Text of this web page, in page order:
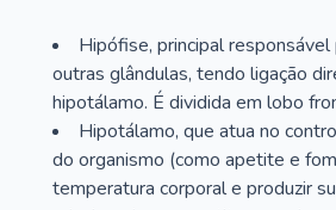
Hipófise, principal
outras glândulas, tendo ligação
hipotálamo. É dividida em lobo
Hipotálamo, que atua no
do organismo (como apetite e
temperatura corporal e produzir